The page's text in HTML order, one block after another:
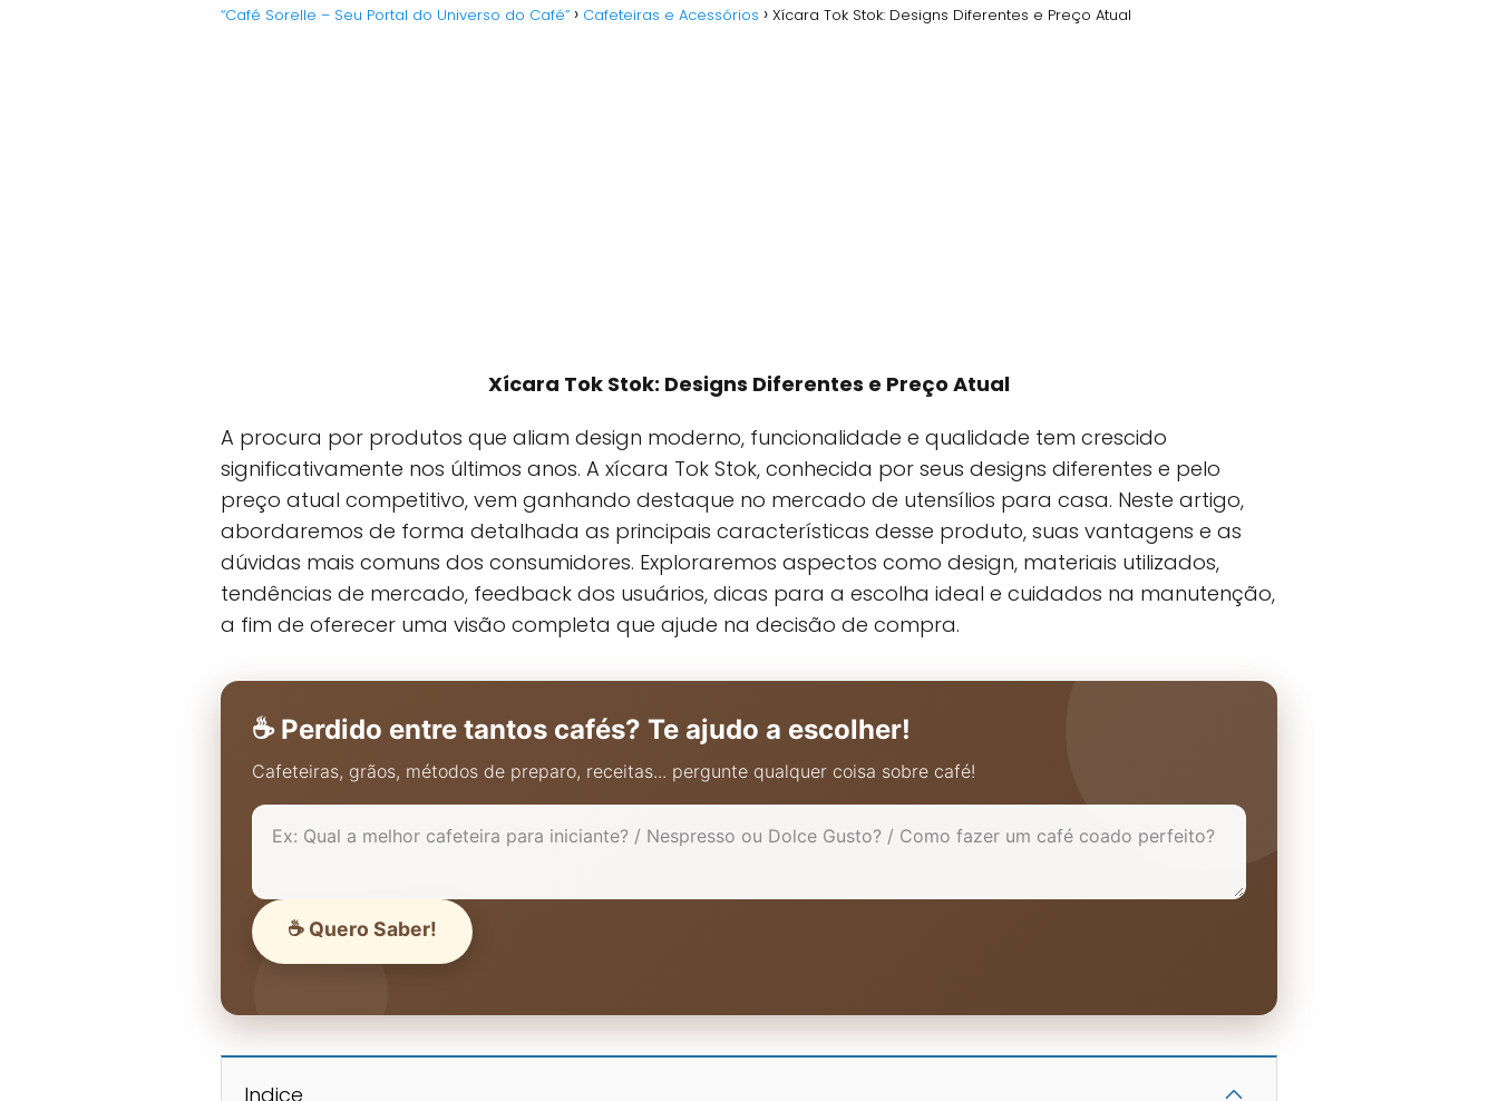
“Café Sorelle – Seu Portal do Universo do Café” Cafeteiras e Acessórios Xícara Tok Stok: Designs Diferentes e Preço Atual
Xícara Tok Stok: Designs Diferentes e Preço Atual
A procura por produtos que aliam design moderno, funcionalidade e qualidade tem crescido
significativamente nos últimos anos. A xícara Tok Stok, conhecida por seus designs diferentes e pelo
preço atual competitivo, vem ganhando destaque no mercado de utensílios para casa. Neste artigo,
abordaremos de forma detalhada as principais características desse produto, suas vantagens e as
dúvidas mais comuns dos consumidores. Exploraremos aspectos como design, materiais utilizados,
tendências de mercado, feedback dos usuários, dicas para a escolha ideal e cuidados na manutenção,
a fim de oferecer uma visão completa que ajude na decisão de compra.
☕ Perdido entre tantos cafés? Te ajudo a escolher!
Cafeteiras, grãos, métodos de preparo, receitas... pergunte qualquer coisa sobre café!
☕ Quero Saber!
Indice